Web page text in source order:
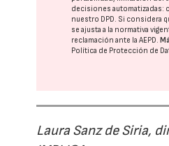
decisiones automatizadas:
nuestro DPD . Si considera
se ajusta a la normativa
reclamación ante laAEPD .
Política de Protección de
Laura Sanz de Siria,